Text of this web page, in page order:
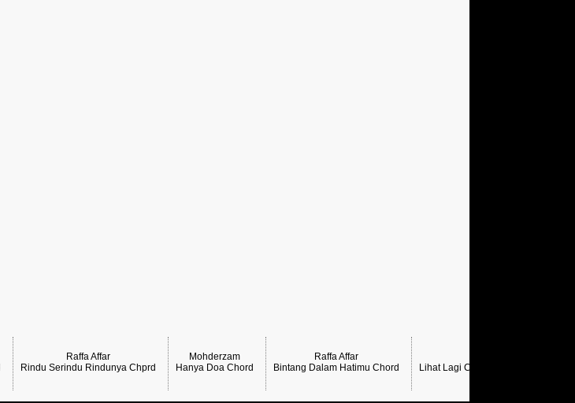
Raffa Affar
Rindu Serindu Rindunya Chprd
Mohderzam
Hanya Doa Chord
Raffa Affar
Bintang Dalam Hatimu Chord
Lihat Lagi Chord Raffa Affar →